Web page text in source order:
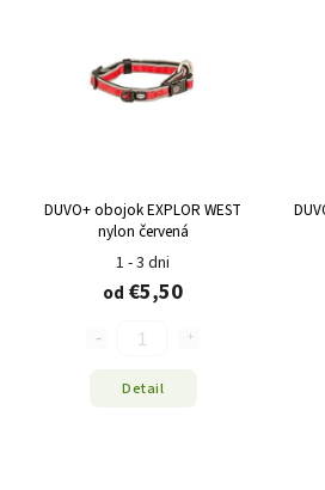
DUVO+ obojok EXPLOR WEST
nylon červená
1 - 3 dni
od €5,50
Detail